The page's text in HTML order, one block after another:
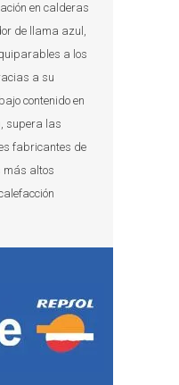
en calderas
de llama azul,
a los
a su
contenido en
supera las
fabricantes de
más altos